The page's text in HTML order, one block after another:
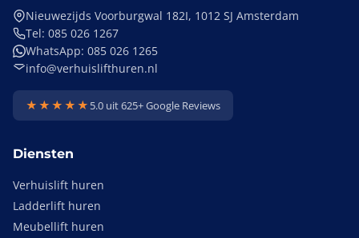
Nieuwezijds Voorburgwal 182I, 1012 SJ Amsterdam
Tel: 085 026 1267
WhatsApp: 085 026 1265
info@verhuislifthuren.nl
★★★★★ 5.0 uit 625+ Google Reviews
Diensten
Verhuislift huren
Ladderlift huren
Meubellift huren